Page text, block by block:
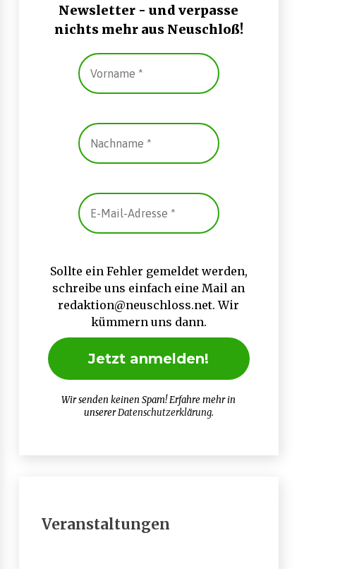
Newsletter - und verpasse
nichts mehr aus Neuschloß!
Sollte ein Fehler gemeldet werden,
schreibe uns einfach eine Mail an
redaktion@neuschloss.net. Wir
kümmern uns dann.
Wir senden keinen Spam! Erfahre mehr in
unsererDatenschutzerklärung.
Veranstaltungen